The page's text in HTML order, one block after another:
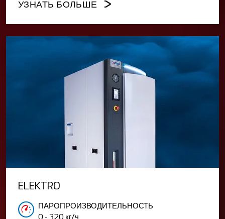
УЗНАТЬ БОЛЬШЕ
ELEKTRO
ПАРОПРОИЗВОДИТЕЛЬНОСТЬ